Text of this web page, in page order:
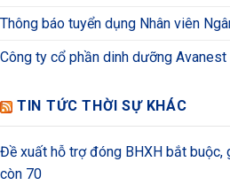
Thông báo tuyển dụng Nhân viên
Công ty cổ phần dinh dưỡng Avanest
TIN TỨC THỜI SỰ KHÁC
Đề xuất hỗ trợ đóng BHXH bắt
còn 70